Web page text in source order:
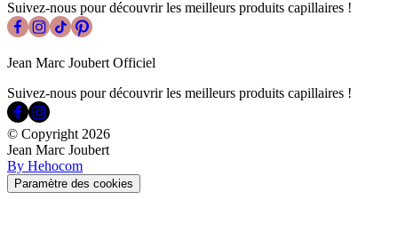
Suivez-nous pour découvrir les meilleurs produits capillaires !
Jean Marc Joubert Officiel
Suivez-nous pour découvrir les meilleurs produits capillaires !
© Copyright 2026
Jean Marc Joubert
By Hehocom
Paramètre des cookies